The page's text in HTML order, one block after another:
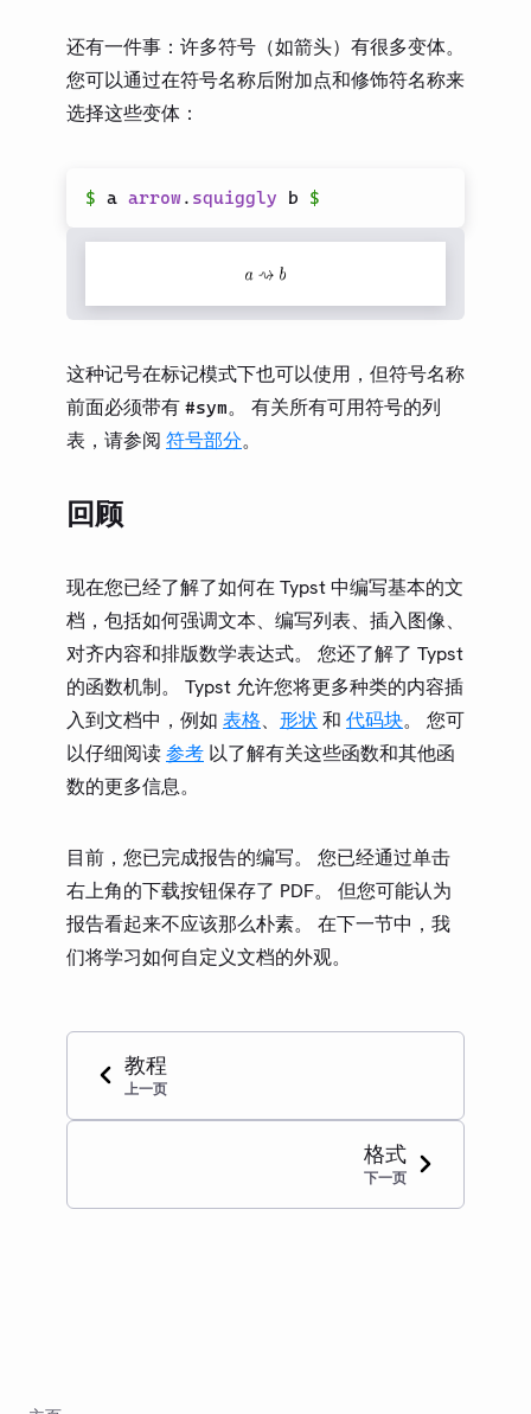
还有一件事：许多符号（如箭头）有很多变体。
您可以通过在符号名称后附加点和修饰符名称来
选择这些变体：
$ a arrow. squiggly b $
这种记号在标记模式下也可以使用，但符号名称
前面必须带有 #sym。 有关所有可用符号的列
表，请参阅 符号部分。
回顾
现在您已经了解了如何在 Typst 中编写基本的文
档，包括如何强调文本、编写列表、插入图像、
对齐内容和排版数学表达式。 您还了解了 Typst
的函数机制。 Typst 允许您将更多种类的内容插
入到文档中，例如 表格、 形状 和 代码块。 您可
以仔细阅读参考 以了解有关这些函数和其他函
数的更多信息。
目前，您已完成报告的编写。 您已经通过单击
右上角的下载按钮保存了 PDF。 但您可能认为
报告看起来不应该那么朴素。 在下一节中，我
们将学习如何自定义文档的外观。
教程
上一页
格式
下一页